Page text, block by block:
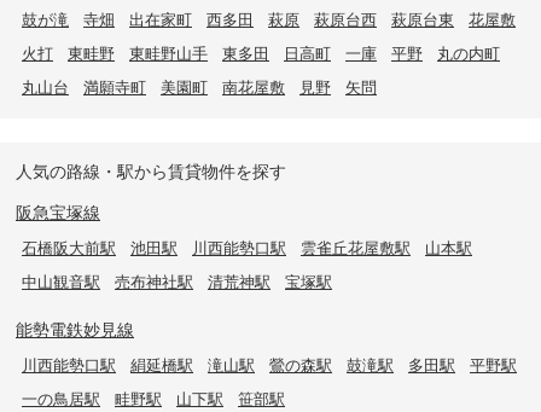
鼓が滝
寺畑 出在家町 西多田 萩原 萩原台西 萩原台東
花屋敷
火打
東畦野 東畦野山手 東多田 日高町 一庫 平野
丸の内町
丸山台
満願寺町 美園町 南花屋敷 見野 矢問
人気の路線・駅から賃貸物件を探す
阪急宝塚線
石橋阪大前駅 池田駅 川西能勢口駅 雲雀丘花屋敷駅
山本駅
中山観音駅
売布神社駅 清荒神駅 宝塚駅
能勢電鉄妙見線
川西能勢口駅 絹延橋駅 滝山駅 鶯の森駅 鼓滝駅 多田駅
平野駅
一の鳥居駅
畦野駅 山下駅 笹部駅